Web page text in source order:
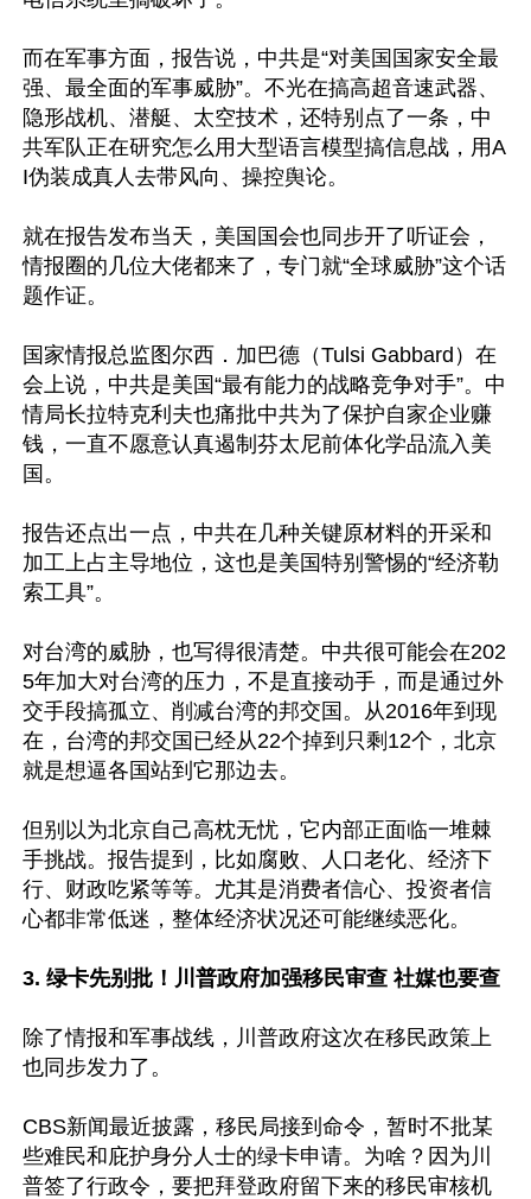
而在军事方面，报告说，中共是“对美国国家安全最
强、最全面的军事威胁”。不光在搞高超音速武器、
隐形战机、潜艇、太空技术，还特别点了一条，中
共军队正在研究怎么用大型语言模型搞信息战，用A
I伪装成真人去带风向、操控舆论。
就在报告发布当天，美国国会也同步开了听证会，
情报圈的几位大佬都来了，专门就“全球威胁”这个话
题作证。
国家情报总监图尔西．加巴德（Tulsi Gabbard）在
会上说，中共是美国“最有能力的战略竞争对手”。中
情局长拉特克利夫也痛批中共为了保护自家企业赚
钱，一直不愿意认真遏制芬太尼前体化学品流入美
国。
报告还点出一点，中共在几种关键原材料的开采和
加工上占主导地位，这也是美国特别警惕的“经济勒
索工具”。
对台湾的威胁，也写得很清楚。中共很可能会在202
5年加大对台湾的压力，不是直接动手，而是通过外
交手段搞孤立、削减台湾的邦交国。从2016年到现
在，台湾的邦交国已经从22个掉到只剩12个，北京
就是想逼各国站到它那边去。
但别以为北京自己高枕无忧，它内部正面临一堆棘
手挑战。报告提到，比如腐败、人口老化、经济下
行、财政吃紧等等。尤其是消费者信心、投资者信
心都非常低迷，整体经济状况还可能继续恶化。
3. 绿卡先别批！川普政府加强移民审查 社媒也要查
除了情报和军事战线，川普政府这次在移民政策上
也同步发力了。
CBS新闻最近披露，移民局接到命令，暂时不批某
些难民和庇护身分人士的绿卡申请。为啥？因为川
普签了行政令，要把拜登政府留下来的移民审核机